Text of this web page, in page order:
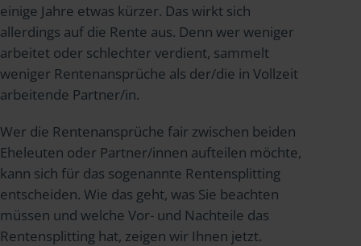
einige Jahre etwas kürzer. Das wirkt sich
allerdings auf die Rente aus. Denn wer weniger
arbeitet oder schlechter verdient, sammelt
weniger Rentenansprüche als der/die in Vollzeit
arbeitende Partner/in.
Wer die Rentenansprüche fair zwischen beiden
Eheleuten oder Partner/innen aufteilen möchte,
kann sich für das sogenannte Rentensplitting
entscheiden. Wie das geht, was Sie beachten
müssen und welche Vor- und Nachteile das
Rentensplitting hat, zeigen wir Ihnen jetzt.